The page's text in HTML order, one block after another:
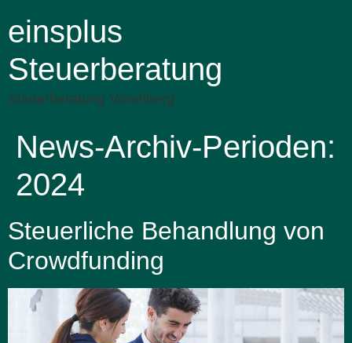
einsplus
Steuerberatung
Steuerberatung Vorarlberg
News-Archiv-Perioden:
2024
Steuerliche Behandlung von
Crowdfunding